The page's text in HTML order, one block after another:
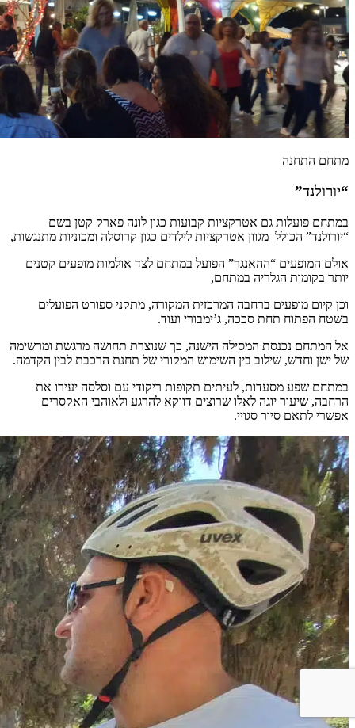
מתחם התחנה
“יורולנד”
במתחם פועלות גם אטרקציות קבועות כגון לונה פארק קטן בשם
“יורולנד” הכולל מגוון אטרקציות לילדים כגון קרוסלה ומכוניות מתנגשות,
אולם המופעים “ההאנגר” הפועל במתחם לצד אולמות מופעים קטנים
יותר בקומות הגלריה במתחם,
וכן קיום מופעים ברחבה המרכזית המקורה, מתקני ספורט הפועלים
בשטח הפתוח תחת סככה, ג’ימבורי ועוד.
אל המתחם נכנסת המסילה הישנה, כך שנוצרת תחושה מרגשת ומרשימה
של ישן וחדש, שילוב בין השימוש המקורי של תחנת הרכבת לבין הקדמה.
במתחם שפע מסעדות, לעיתים תקופות ריקודי עם וסלסה יעירו את
הרחבה, שיעור יוגה לאלו שרוצים דווקא להרגע ולאוהבי האקסרים
אפשרי לתאם סיור סגויי.